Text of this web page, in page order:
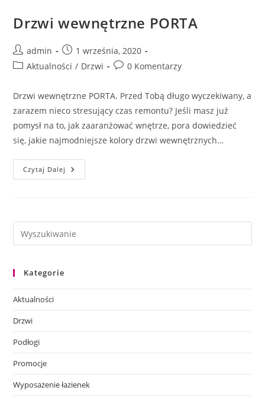
Drzwi wewnętrzne PORTA
Post
author:
admin
Post
published:
1 września, 2020
PostAktualności / Drzwi
Post0 Komentarzy
Drzwi wewnętrzne PORTA. Przed Tobą długo wyczekiwany, a
zarazem nieco stresujący czas remontu? Jeśli masz już
pomysł na to, jak zaaranżować wnętrze, pora dowiedzieć
się, jakie najmodniejsze kolory drzwi wewnętrznych…
Czytaj Dalej Drzwi
Wewnętrzne
Kategorie
Aktualności
Drzwi
Podłogi
Promocje
Wyposażenie łazienek